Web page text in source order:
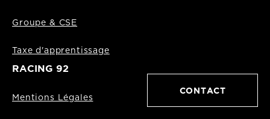
Groupe & CSE
Taxe d'apprentissage
RACING 92
Mentions Légales
CONTACT